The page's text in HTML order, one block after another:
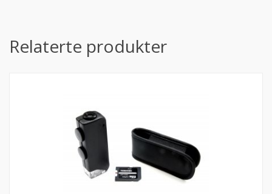
Relaterte produkter